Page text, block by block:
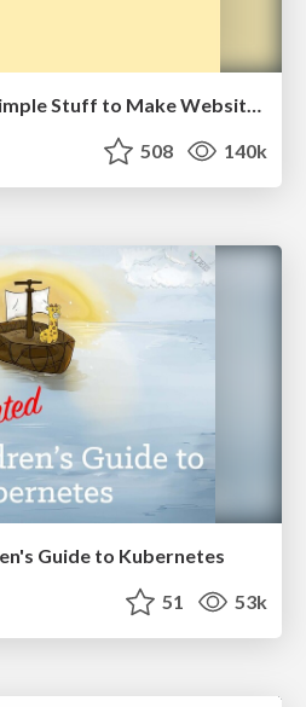
Let's Do A Bunch of Simple Stuff to Make Websites Faster
508 140k
Guide to Kubernetes
51 53k